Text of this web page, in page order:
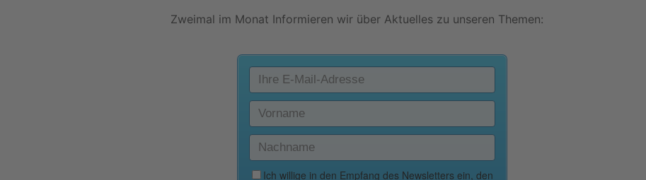
Zweimal im Monat Informieren wir über Aktuelles zu unseren Themen: